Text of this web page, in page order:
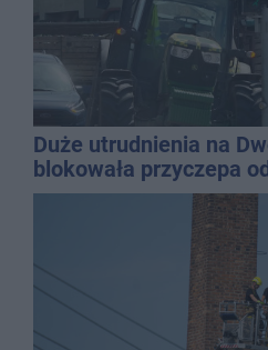
Duże utrudnienia na
blokowała przyczepa